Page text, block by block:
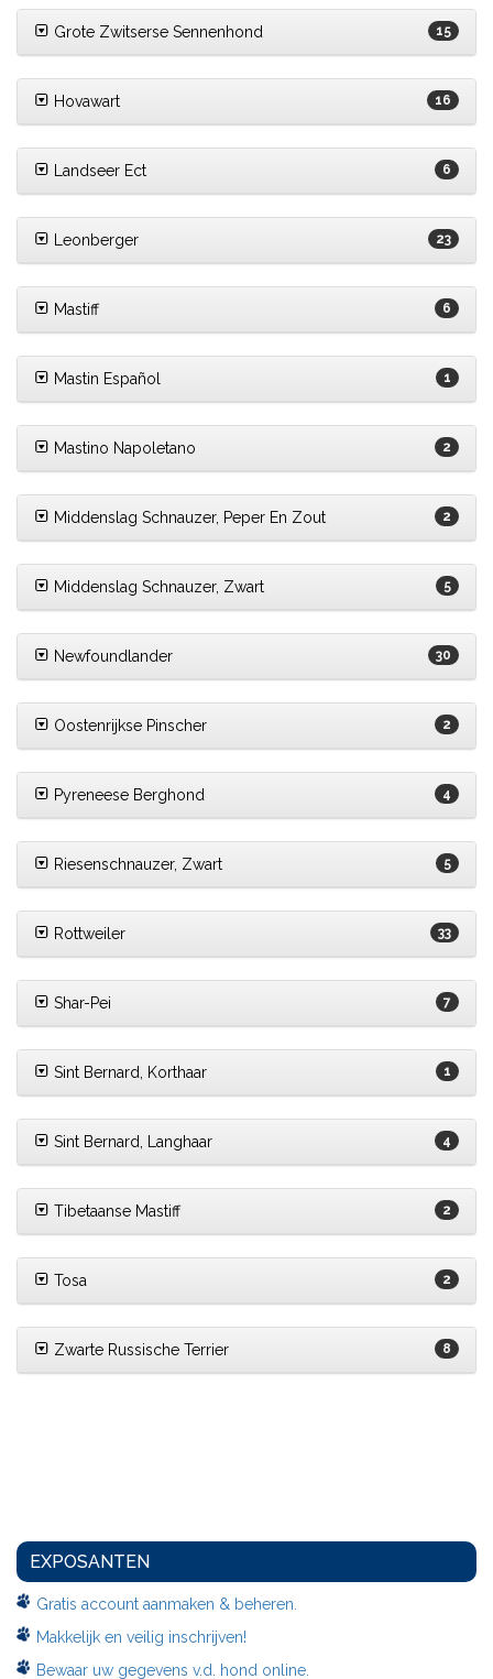
Grote Zwitserse Sennenhond 15
Hovawart 16
Landseer Ect 6
Leonberger 23
Mastiff 6
Mastin Español 1
Mastino Napoletano 2
Middenslag Schnauzer, Peper En Zout 2
Middenslag Schnauzer, Zwart 5
Newfoundlander 30
Oostenrijkse Pinscher 2
Pyreneese Berghond 4
Riesenschnauzer, Zwart 5
Rottweiler 33
Shar-Pei 7
Sint Bernard, Korthaar 1
Sint Bernard, Langhaar 4
Tibetaanse Mastiff 2
Tosa 2
Zwarte Russische Terrier 8
EXPOSANTEN
Gratis account aanmaken & beheren.
Makkelijk en veilig inschrijven!
Bewaar uw gegevens v.d. hond online.